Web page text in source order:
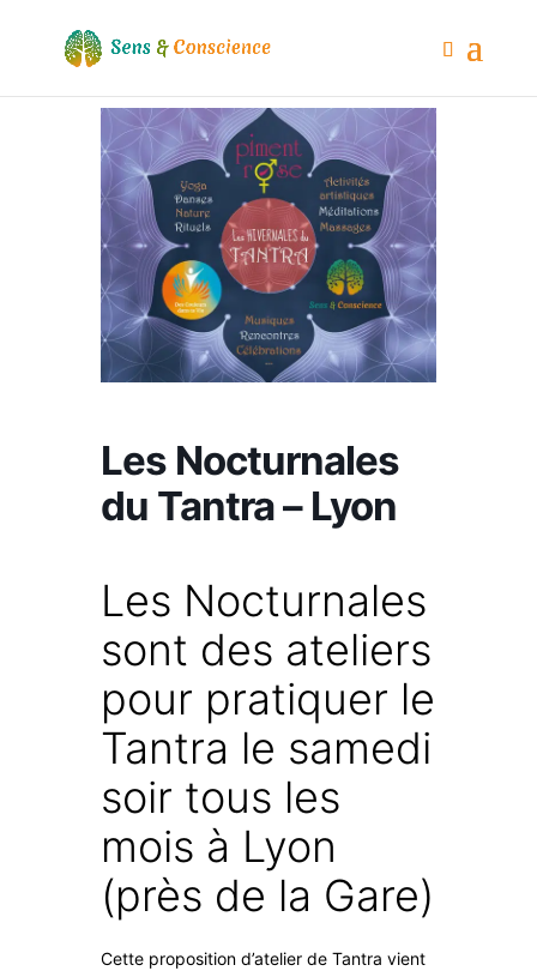
Les Nocturnales
du Tantra – Lyon
Les Nocturnales
sont des ateliers
pour pratiquer le
Tantra le samedi
soir tous les
mois à Lyon
(près de la Gare)
Cette proposition d’atelier de Tantra vient